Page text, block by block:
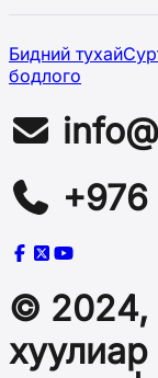
Бидний тухай
бодлого
+976
© 2024,